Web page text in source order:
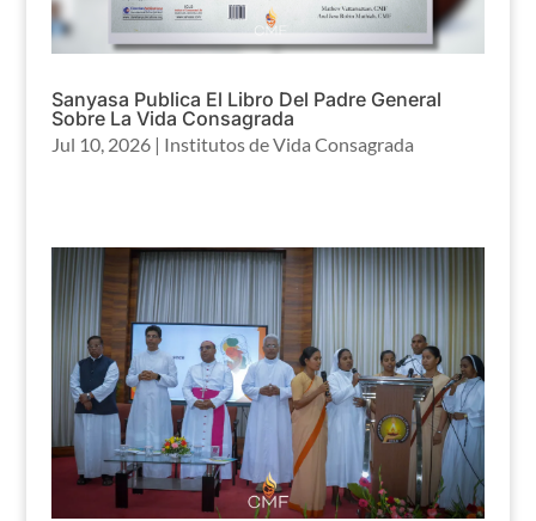
Sanyasa Publica El Libro Del Padre General
Sobre La Vida Consagrada
Jul 10, 2026| Institutos de Vida Consagrada